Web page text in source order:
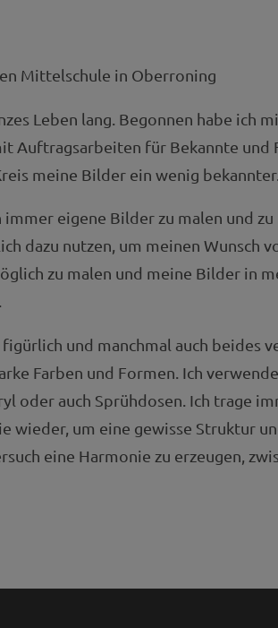
Mittelschule in Oberroning
Leben lang. Begonnen habe ich
Auftragsarbeiten für Bekannte und
meine Bilder ein wenig
immer eigene Bilder zu malen und
dazu nutzen, um meinen Wunsch
zu malen und meine Bilder in
und manchmal auch beides
Farben und Formen. Ich
oder auch Sprühdosen. Ich trage
wieder, um eine gewisse Struktur
eine Harmonie zu erzeugen,